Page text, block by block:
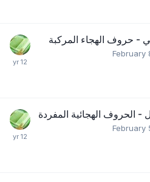
- حروف الهجاء المركبة
February
- الحروف الهجائية المفردة
February